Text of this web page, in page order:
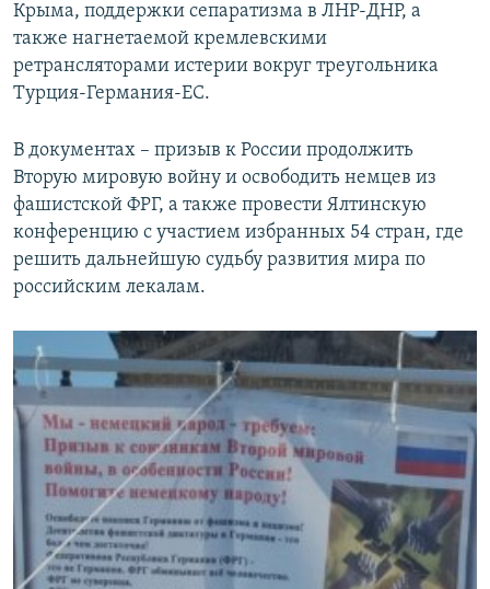
Крыма, поддержки сепаратизма в ЛНР-ДНР, а
также нагнетаемой кремлевскими
ретрансляторами истерии вокруг треугольника
Турция-Германия-ЕС.
В документах – призыв к России продолжить
Вторую мировую войну и освободить немцев из
фашистской ФРГ, а также провести Ялтинскую
конференцию с участием избранных 54 стран, где
решить дальнейшую судьбу развития мира по
российским лекалам.